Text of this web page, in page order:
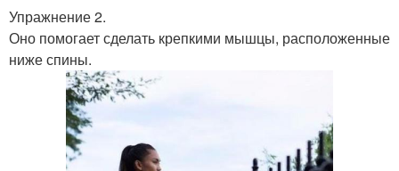
Упражнение 2.
Оно помогает сделать крепкими мышцы, расположенные
ниже спины.